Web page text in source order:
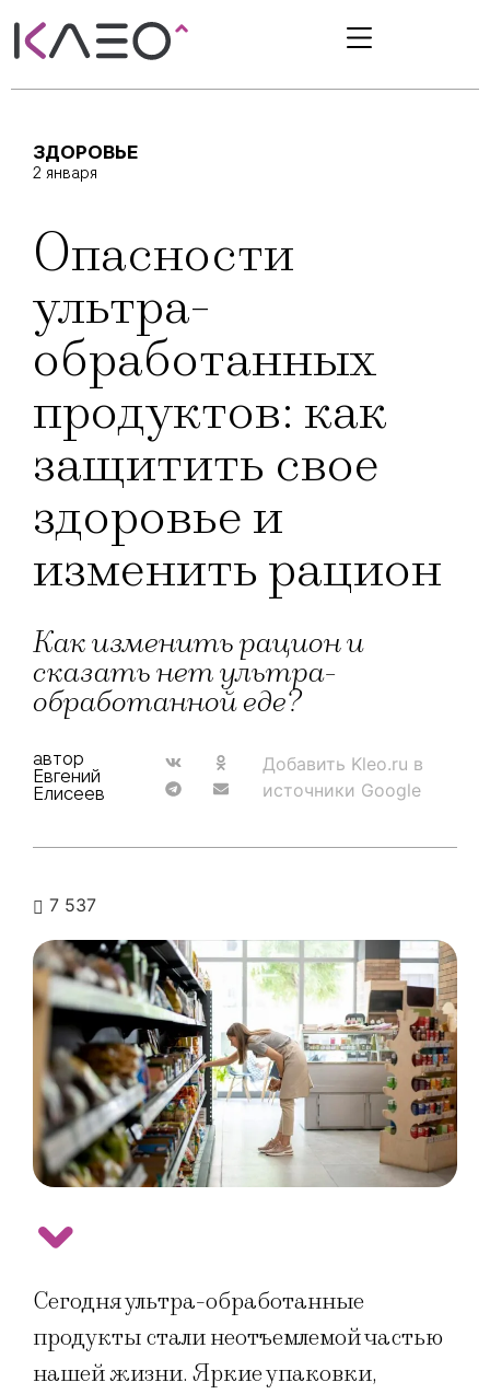
ЗДОРОВЬЕ
2 января
Опасности
ультра-
обработанных
продуктов: как
защитить свое
здоровье и
изменить рацион
Как изменить рацион и
сказать нет ультра-
обработанной еде?
автор
Евгений
Елисеев
Добавить Kleo.ru в
источники Google
7 537
Сегодня ультра-обработанные
продукты стали неотъемлемой частью
нашей жизни. Яркие упаковки,